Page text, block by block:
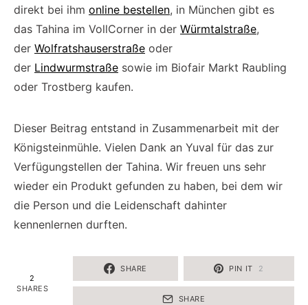
direkt bei ihm online bestellen, in München gibt es
das Tahina im VollCorner in der Würmtalstraße,
der Wolfratshauserstraße oder
der Lindwurmstraße sowie im Biofair Markt Raubling
oder Trostberg kaufen.
Dieser Beitrag entstand in Zusammenarbeit mit der
Königsteinmühle. Vielen Dank an Yuval für das zur
Verfügungstellen der Tahina. Wir freuen uns sehr
wieder ein Produkt gefunden zu haben, bei dem wir
die Person und die Leidenschaft dahinter
kennenlernen durften.
2
SHARES
SHARE PIN IT 2
SHARE